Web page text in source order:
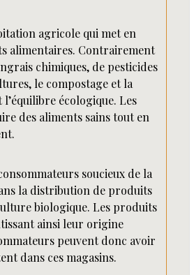
agricole qui met en
alimentaires. Contrairement
chimiques, de pesticides
le compostage et la
écologique. Les
des aliments sains tout en
soucieux de la
la distribution de produits
biologique. Les produits
ainsi leur origine
peuvent donc avoir
dans ces magasins.